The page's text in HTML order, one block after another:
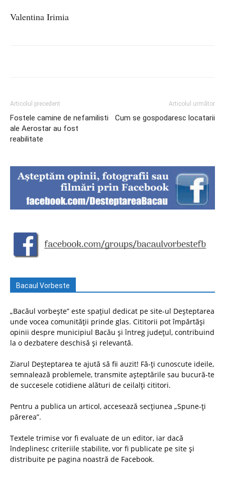
Valentina Irimia
Articolul precedent
Fostele camine de nefamilisti
ale Aerostar au fost
reabilitate
Articolul următor
Cum se gospodaresc locatarii
Bacaul Vorbeste
„Bacăul vorbește” este spațiul dedicat pe site-ul Deșteptarea
unde vocea comunității prinde glas. Cititorii pot împărtăși
opinii despre municipiul Bacău și întreg județul, contribuind
la o dezbatere deschisă și relevantă.
Ziarul Deșteptarea te ajută să fii auzit! Fă-ți cunoscute ideile,
semnalează problemele, transmite așteptările sau bucură-te
de succesele cotidiene alături de ceilalți cititori.
Pentru a publica un articol, accesează secțiunea „Spune-ți
părerea”.
Textele trimise vor fi evaluate de un editor, iar dacă
îndeplinesc criteriile stabilite, vor fi publicate pe site și
distribuite pe pagina noastră de Facebook.